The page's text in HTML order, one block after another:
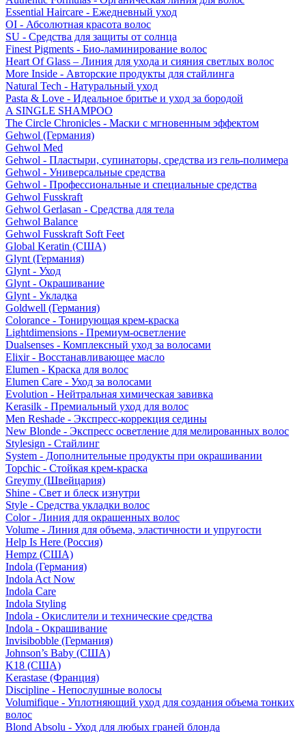
Essential Haircare - Eжедневный уход
OI - Абсолютная красота волос
SU - Средства для защиты от солнца
Finest Pigments - Био-ламинирование волос
Heart Of Glass – Линия для ухода и сияния светлых волос
More Inside - Авторские продукты для стайлинга
Natural Tech - Натуральный уход
Pasta & Love - Идеальное бритье и уход за бородой
A SINGLE SHAMPOO
The Circle Chronicles - Маски с мгновенным эффектом
Gehwol (Германия)
Gehwol Med
Gehwol - Пластыри, супинаторы, средства из гель-полимера
Gehwol - Универсальные средства
Gehwol - Профессиональные и специальные средства
Gehwol Fusskraft
Gehwol Gerlasan - Средства для тела
Gehwol Balance
Gehwol Fusskraft Soft Feet
Global Keratin (США)
Glynt (Германия)
Glynt - Уход
Glynt - Окрашивание
Glynt - Укладка
Goldwell (Германия)
Colorance - Тонирующая крем-краска
Lightdimensions - Премиум-осветление
Dualsenses - Комплексный уход за волосами
Elixir - Восстанавливающее масло
Elumen - Краска для волос
Elumen Care - Уход за волосами
Evolution - Нейтральная химическая завивка
Kerasilk - Премиальный уход для волос
Men Reshade - Экспресс-коррекция седины
New Blonde - Экспресс осветление для мелированных волос
Stylesign - Стайлинг
System - Дополнительные продукты при окрашивании
Topchic - Стойкая крем-краска
Greymy (Швейцария)
Shine - Свет и блеск изнутри
Style - Средства укладки волос
Color - Линия для окрашенных волос
Volume - Линия для объема, эластичности и упругости
Help Is Here (Россия)
Hempz (США)
Indola (Германия)
Indola Act Now
Indola Care
Indola Styling
Indola - Окислители и технические средства
Indola - Окрашивание
Invisibobble (Германия)
Johnson’s Baby (США)
K18 (США)
Kerastase (Франция)
Discipline - Непослушные волосы
Volumifique - Уплотняющий уход для создания объема тонких
волос
Blond Absolu - Уход для любых граней блонда